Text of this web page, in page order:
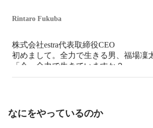
Rintaro Fukuba
株式会社estra代表取締役CEO
初めまして。全力で生きる男、福場凜
「今、全力で生きていますか？」
そう聞かれたら100% 「はい」と答え
成長意欲の高い新たな仲間をお待ちし
なにをやっているのか